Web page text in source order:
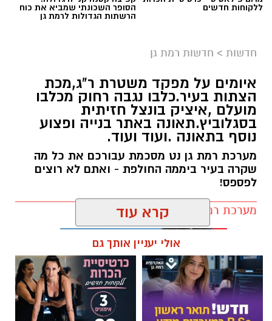
ללקוחות חדשים הסופר השכונתי שמביא את כוח
הרשתות הגדולות לרמת גן
חדשות > חדשות רמת גן
איומים על מפקד משטרת ר"ג,מכת
הצתות בעיר.כלבו נגבה רחוק מכלבו
מועלם ,איציק בונצל חזיתית
בסגלוביץ.תאונה באתר בנייה ופצוע
נוסף בתאונה .ועוד ועוד.
מערכת רמת גן נט מסכמת עבורכם את כל מה
שקרה בעיר ביממה החולפת - ואתם לא רוצים
לפספס!
מערכת רמת גן נט / 20:22 09.08.26
תגים:חדשות רמת גן
קרא עוד
אולי יעניין אותך גם